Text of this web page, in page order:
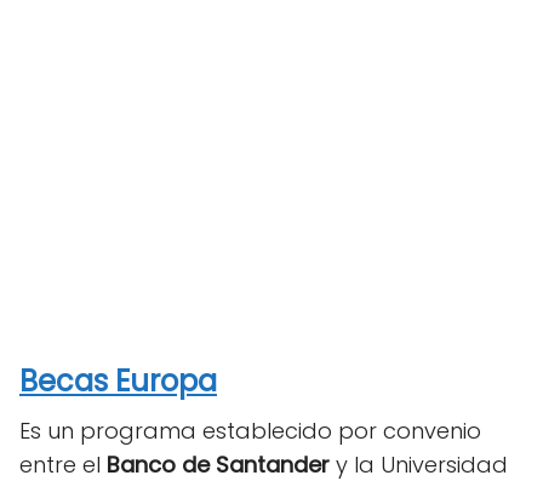
Becas Europa
Es un programa establecido por convenio
entre el Banco de Santander y la Universidad